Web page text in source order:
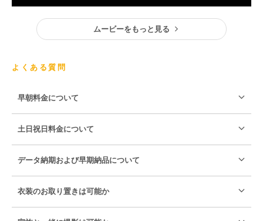
ムービーをもっと見る
よくある質問
早朝料金について
土日祝日料金について
データ納期および早期納品について
衣装のお取り置きは可能か